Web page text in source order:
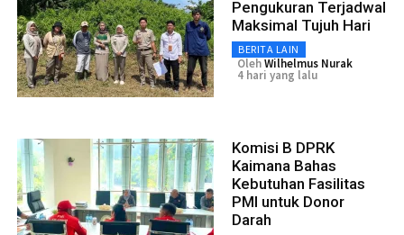
Pengukuran Terjadwal
Maksimal Tujuh Hari
BERITA LAIN
OlehWilhelmus Nurak
4 hari yang lalu
Komisi B DPRK
Kaimana Bahas
Kebutuhan Fasilitas
PMI untuk Donor
Darah